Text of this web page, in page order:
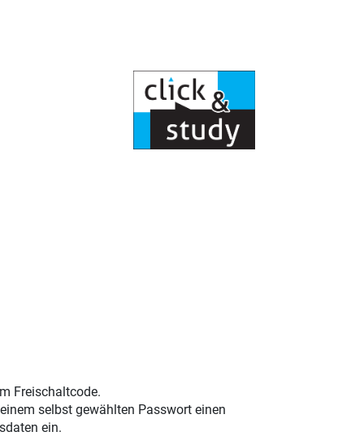
Freischaltcode.
selbst gewählten Passwort einen
ein.